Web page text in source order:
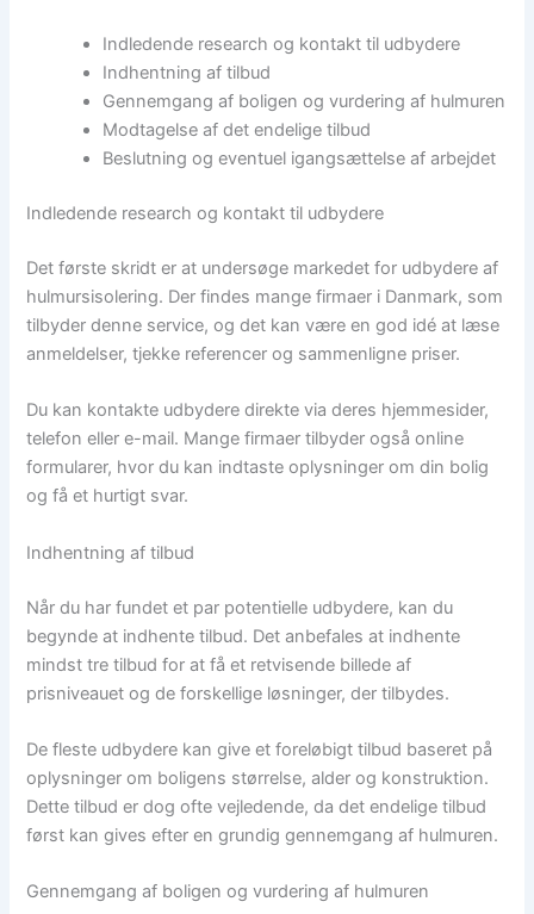
Indledende research og kontakt til udbydere
Indhentning af tilbud
Gennemgang af boligen og vurdering af hulmuren
Modtagelse af det endelige tilbud
Beslutning og eventuel igangsættelse af arbejdet
Indledende research og kontakt til udbydere
Det første skridt er at undersøge markedet for udbydere af
hulmursisolering. Der findes mange firmaer i Danmark, som
tilbyder denne service, og det kan være en god idé at læse
anmeldelser, tjekke referencer og sammenligne priser.
Du kan kontakte udbydere direkte via deres hjemmesider,
telefon eller e-mail. Mange firmaer tilbyder også online
formularer, hvor du kan indtaste oplysninger om din bolig
og få et hurtigt svar.
Indhentning af tilbud
Når du har fundet et par potentielle udbydere, kan du
begynde at indhente tilbud. Det anbefales at indhente
mindst tre tilbud for at få et retvisende billede af
prisniveauet og de forskellige løsninger, der tilbydes.
De fleste udbydere kan give et foreløbigt tilbud baseret på
oplysninger om boligens størrelse, alder og konstruktion.
Dette tilbud er dog ofte vejledende, da det endelige tilbud
først kan gives efter en grundig gennemgang af hulmuren.
Gennemgang af boligen og vurdering af hulmuren